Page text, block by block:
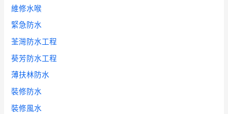
維修水喉
緊急防水
荃灣防水工程
葵芳防水工程
薄扶林防水
裝修防水
裝修風水